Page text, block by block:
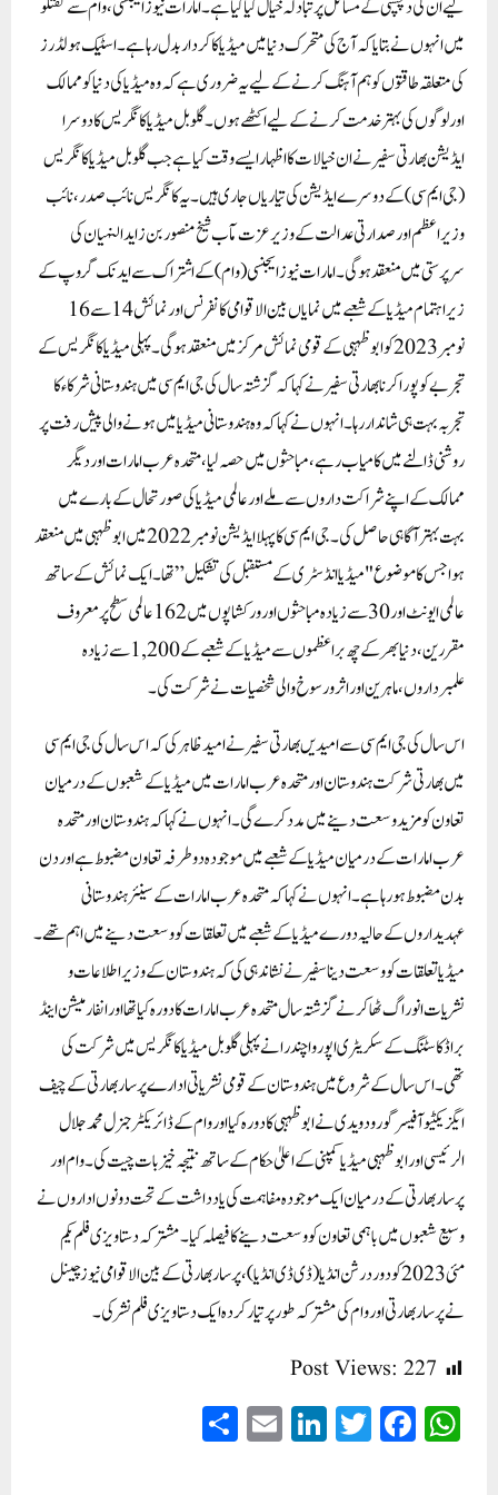
لیے ان کی دلچسپی کے مسائل پر تبادلہ خیال کیا گیا ہے۔امارات نیو زایجنسی ، وام سے گفتگو
میں انہوں نے بتایا کہ آج کی متحرک دنیا میں میڈیا کا کردار بدل رہا ہے۔ اسٹیک ہولڈرز
کی متعلقہ طاقتوں کو ہم آہنگ کرنے کے لیے یہ ضروری ہے کہ وہ میڈیا کی دنیا کو ممالک
اور لوگوں کی بہتر خدمت کرنے کے لیے اکٹھے ہوں۔گلوبل میڈیا کانگریس کا دوسرا
ایڈیشن بھارتی سفیر نے ان خیالات کا اظہار ایسے وقت کیا ہے جب گلوبل میڈیا کانگریس
(جی ایم سی) کے دوسرے ایڈیشن کی تیاریاں جاری ہیں۔ یہ کانگریس نائب صدر، نائب
وزیر اعظم اور صدارتی عدالت کے وزیر عزت مآب شیخ منصور بن زاید النہیان کی
سرپرستی میں منعقد ہوگی۔امارات نیوز ایجنسی (وام) کے اشتراک سے ایدنک گروپ کے
زیر اہتمام میڈیا کے شعبے میں نمایاں بین الاقوامی کانفرنس اور نمائش 14 سے 16
نومبر 2023 کو ابوظہبی کےقومی نمائش مرکزمیں منعقد ہوگی۔ پہلی میڈیا کانگریس کے
تجربے کو پورا کرنا بھارتی سفیر نے کہا کہ گزشتہ سال کی جی ایم سی میں ہندوستانی شرکاء کا
تجربہ بہت ہی شاندار رہا۔ انہوں نے کہاکہ وہ ہندوستانی میڈیا میں ہونے والی پیش رفت پر
روشنی ڈالنے میں کامیاب رہے، مباحثوں میں حصہ لیا، متحدہ عرب امارات اور دیگر
ممالک کے اپنے شراکت داروں سے ملے اور عالمی میڈیا کی صورتحال کے بارے میں
بہت بہتر آگاہی حاصل کی۔جی ایم سی کا پہلا ایڈیشن نومبر 2022 میں ابوظہبی میں منعقد
ہوا جس کا موضوع "میڈیا انڈسٹری کے مستقبل کی تشکیل” تھا ۔ ایک نمائش کے ساتھ
عالمی ایونٹ اور 30 سے زیادہ مباحثوں اور ورکشاپوں میں 162 عالمی سطح پر معروف
مقررین، دنیا بھر کے چھ براعظموں سے میڈیا کے شعبے کے 1,200 سے زیادہ
علمبرداروں، ماہرین اور اثر و رسوخ والی شخصیات نے شرکت کی۔
اس سال کی جی ایم سی سےامیدیں بھارتی سفیر نے امید ظاہر کی کہ اس سال کی جی ایم سی
میں بھارتی شرکت ہندوستان اور متحدہ عرب امارات میں میڈیا کے شعبوں کے درمیان
تعاون کو مزید وسعت دینے میں مدد کرے گی۔انہوں نے کہا کہ ہندوستان اور متحدہ
عرب امارات کے درمیان میڈیا کے شعبے میں موجودہ دو طرفہ تعاون مضبوط ہے اور دن
بدن مضبوط ہو رہا ہے۔انہوں نے کہا کہ متحدہ عرب امارات کے سینئر ہندوستانی
عہدیداروں کے حالیہ دورے میڈیا کے شعبے میں تعلقات کو وسعت دینے میں اہم تھے۔
میڈیا تعلقات کو وسعت دینا سفیر نے نشاندہی کی کہ ہندوستان کے وزیر اطلاعات و
نشریات انوراگ ٹھاکر نے گزشتہ سال متحدہ عرب امارات کا دورہ کیا تھا اور انفارمیشن اینڈ
براڈکاسٹنگ کے سکریٹری اپوروا چندرا نے پہلی گلوبل میڈیا کانگریس میں شرکت کی
تھی۔اس سال کے شروع میں ہندوستان کے قومی نشریاتی ادارے پرسار بھارتی کے چیف
ایگزیکٹیو آفیسر گورو دویدی نے ابوظہبی کا دورہ کیا اور وام کے ڈائریکٹر جنرل محمد جلال
الرئیسی اور ابوظہبی میڈیا کمپنی کے اعلیٰ حکام کے ساتھ نتیجہ خیز بات چیت کی۔وام اور
پرسار بھارتی کے درمیان ایک موجودہ مفاہمت کی یادداشت کے تحت دونوں اداروں نے
وسیع شعبوں میں باہمی تعاون کو وسعت دینے کا فیصلہ کیا۔ مشترکہ دستاویزی فلم یکم
مئی 2023 کو دور درشن انڈیا (ڈی ڈی انڈیا)، پرسار بھارتی کے بین الاقوامی نیوز چینل
نے پرسار بھارتی اور وام کی مشترکہ طور پر تیار کردہ ایک دستاویزی فلم نشر کی۔
Post Views: 227
W
ha
Fa
ce
T
wi
Li
nk
E
m